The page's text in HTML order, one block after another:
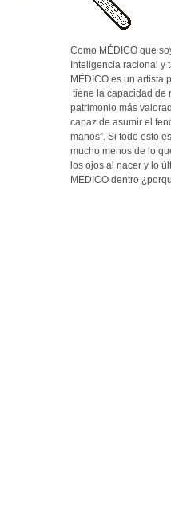
Como MÉDICO que
Inteligencia racional y
MÉDICO es un artista
tiene la capacidad de
patrimonio más
capaz de asumir el
manos”. Si todo esto
mucho menos de lo
los ojos al nacer y lo
MEDICO dentro